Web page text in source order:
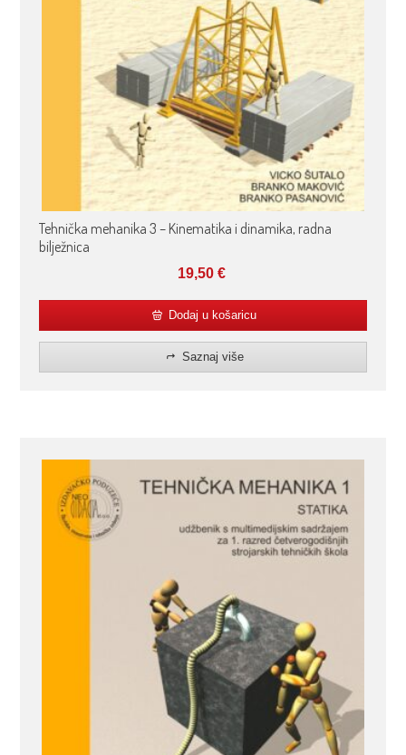
Tehnička mehanika 3 – Kinematika i dinamika, radna
bilježnica
19,50 €
Dodaj u košaricu
Saznaj više